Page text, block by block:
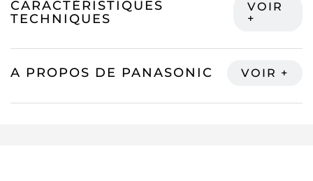
CARACTÉRISTIQUES
TECHNIQUES
A PROPOS DE PANASONIC